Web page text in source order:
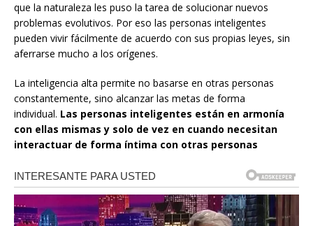
que la naturaleza les puso la tarea de solucionar nuevos
problemas evolutivos. Por eso las personas inteligentes
pueden vivir fácilmente de acuerdo con sus propias leyes, sin
aferrarse mucho a los orígenes.
La inteligencia alta permite no basarse en otras personas
constantemente, sino alcanzar las metas de forma
individual. Las personas inteligentes están en armonía
con ellas mismas y solo de vez en cuando necesitan
interactuar de forma íntima con otras personas